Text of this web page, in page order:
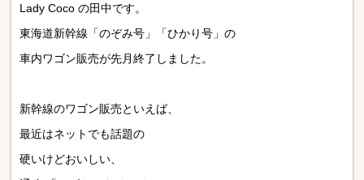
Lady Coco の田中です。
東海道新幹線「のぞみ号」「ひかり号」の
車内ワゴン販売が先月終了しました。
新幹線のワゴン販売といえば、
最近はネットでも話題の
硬いけどおいしい、